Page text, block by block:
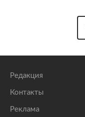
Редакция
Контакты
Реклама